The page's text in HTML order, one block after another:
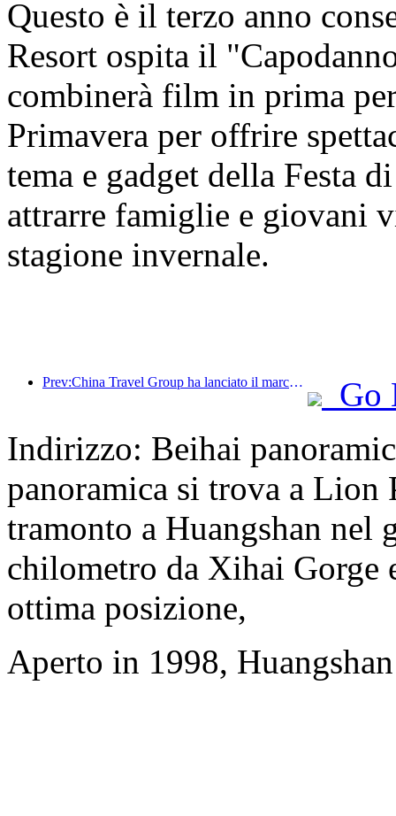
Questo è il terzo anno
Resort ospita il
combinerà film in prima
Primavera per offrire
tema e gadget della Festa
attrarre famiglie e giovani
stagione invernale.
Prev:China Travel Group ha lanciato il marchio 'China Travel Good Times' per espandersi nel mercato del turismo per anziani.
Go
Indirizzo: Beihai
panoramica si trova a Lion
tramonto a Huangshan
chilometro da Xihai Gorge
ottima posizione,
Aperto in 1998,